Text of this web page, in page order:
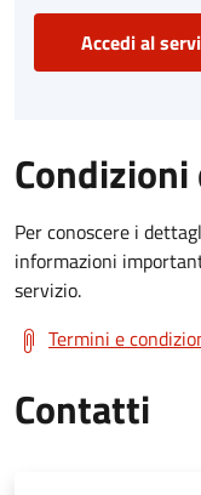
Accedi al
Per conoscere i
informazioni
servizio.
Termini e
Contatti